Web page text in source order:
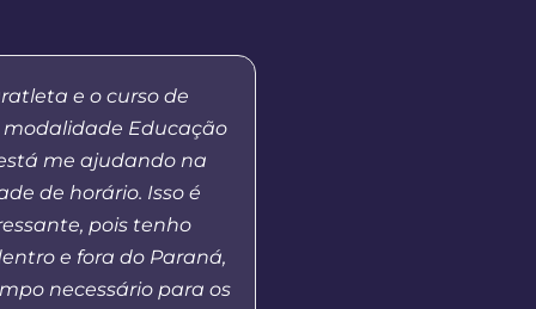
e o curso de
Educação
me ajudando na
de horário. Isso é
pois tenho
e fora do Paraná,
necessário para os